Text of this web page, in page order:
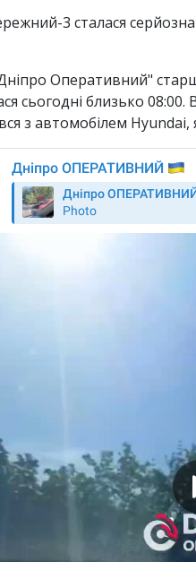
3 сталася
Оперативний"
сьогодні близько
з автомобілем